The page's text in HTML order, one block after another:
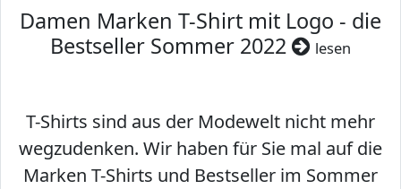
Damen Marken T-Shirt mit Logo - die
Bestseller Sommer 2022
lesen
T-Shirts sind aus der Modewelt nicht mehr
wegzudenken. Wir haben für Sie mal auf die
Marken T-Shirts und Bestseller im Sommer